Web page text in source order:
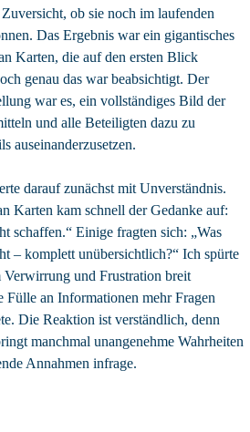
ob sie noch im laufenden
Das Ergebnis war ein gigantisches
Karten, die auf den ersten Blick
genau das war beabsichtigt. Der
war es, ein vollständiges Bild der
und alle Beteiligten dazu zu
auseinanderzusetzen.
darauf zunächst mit Unverständnis.
Karten kam schnell der Gedanke auf:
schaffen.“ Einige fragten sich: „Was
– komplett unübersichtlich?“ Ich spürte
und Frustration breit
Fülle an Informationen mehr Fragen
Die Reaktion ist verständlich, denn
manchmal unangenehme Wahrheiten
Annahmen infrage.